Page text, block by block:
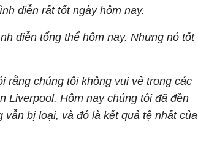
diễn rất tốt ngày hôm nay.
diễn tổng thể hôm nay. Nhưng nó tốt
rằng chúng tôi không vui vẻ trong các
Liverpool. Hôm nay chúng tôi đã đền
bị loại, và đó là kết quả tệ nhất của